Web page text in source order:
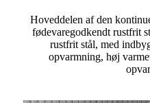
Hoveddelen af ​​den
fødevaregodkendt rustfrit
rustfrit stål, med
opvarmning, høj